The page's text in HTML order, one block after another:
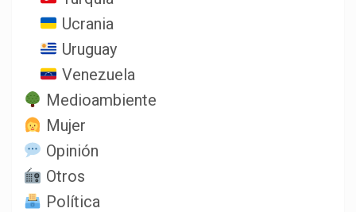
Ucrania
Uruguay
Venezuela
Medioambiente
Mujer
Opinión
Otros
Política